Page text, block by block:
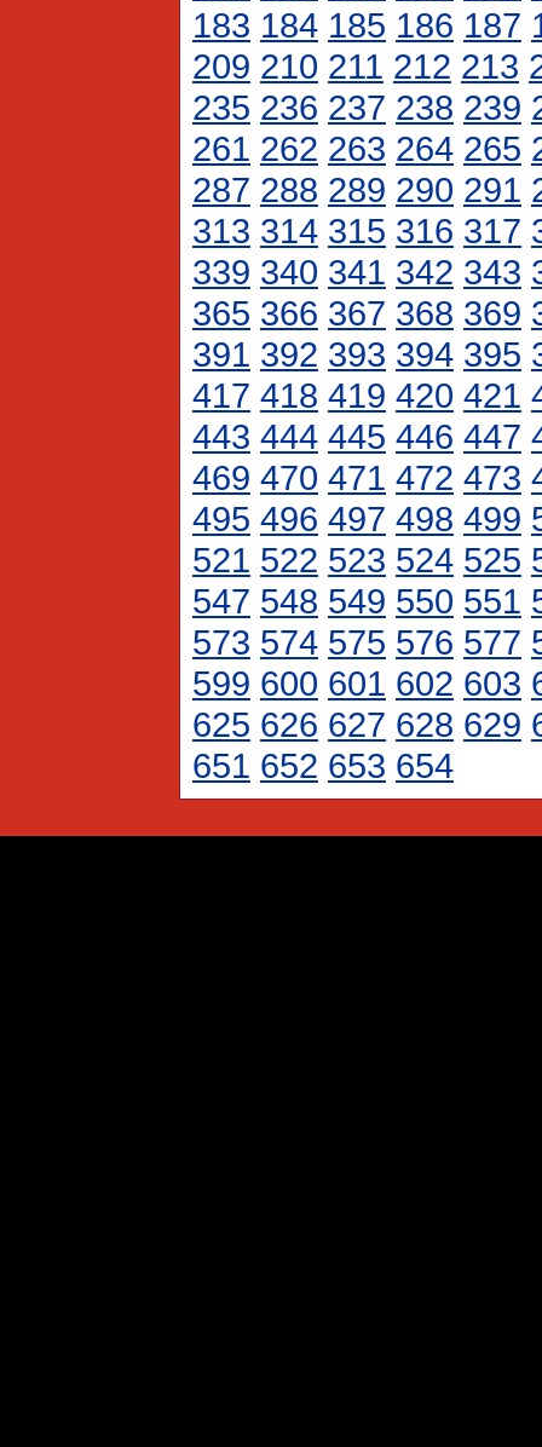
183 184 185 186 187
209 210 211 212 213
235 236 237 238 239
261 262 263 264 265
287 288 289 290 291
313 314 315 316 317
339 340 341 342 343
365 366 367 368 369
391 392 393 394 395
417 418 419 420 421
443 444 445 446 447
469 470 471 472 473
495 496 497 498 499
521 522 523 524 525
547 548 549 550 551
573 574 575 576 577
599 600 601 602 603
625 626 627 628 629
651 652 653 654